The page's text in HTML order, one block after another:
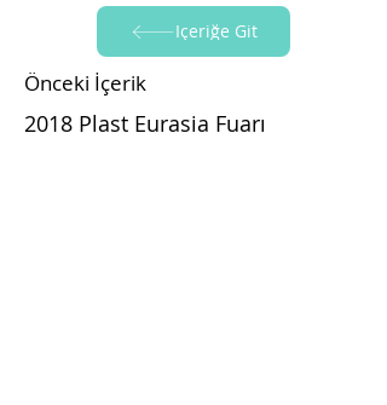
İçeriğe Git
Önceki İçerik
2018 Plast Eurasia Fuarı